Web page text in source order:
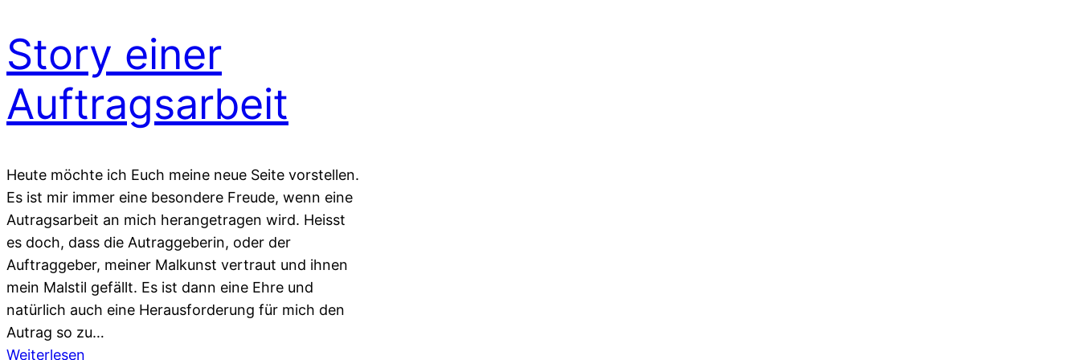
Story einer
Auftragsarbeit
Heute möchte ich Euch meine neue Seite vorstellen.
Es ist mir immer eine besondere Freude, wenn eine
Autragsarbeit an mich herangetragen wird. Heisst
es doch, dass die Autraggeberin, oder der
Auftraggeber, meiner Malkunst vertraut und ihnen
mein Malstil gefällt. Es ist dann eine Ehre und
natürlich auch eine Herausforderung für mich den
Autrag so zu…
Weiterlesen